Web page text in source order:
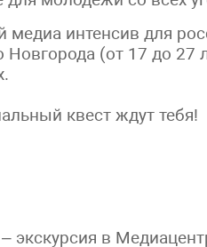
интенсив для
(от 17 до 27
квест ждут тебя!
экскурсия в